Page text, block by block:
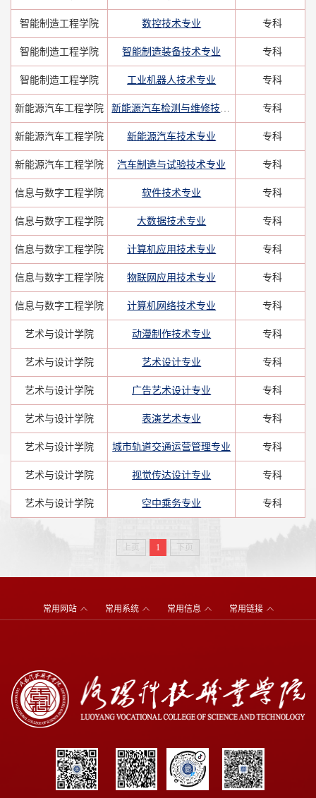
智能制造工程学院 数控技术专业 专科
智能制造工程学院 智能制造装备技术专业 专科
智能制造工程学院 工业机器人技术专业 专科
新能源汽车工程学院 新能源汽车检测与维修技术专业 专科
新能源汽车工程学院 新能源汽车技术专业 专科
新能源汽车工程学院 汽车制造与试验技术专业 专科
信息与数字工程学院 软件技术专业 专科
信息与数字工程学院 大数据技术专业 专科
信息与数字工程学院 计算机应用技术专业 专科
信息与数字工程学院 物联网应用技术专业 专科
信息与数字工程学院 计算机网络技术专业 专科
艺术与设计学院 动漫制作技术专业 专科
艺术与设计学院 艺术设计专业 专科
艺术与设计学院 广告艺术设计专业 专科
艺术与设计学院 表演艺术专业 专科
艺术与设计学院 城市轨道交通运营管理专业 专科
艺术与设计学院 视觉传达设计专业 专科
艺术与设计学院 空中乘务专业 专科
上页 1 下页
常用网站 常用系统 常用信息 常用链接